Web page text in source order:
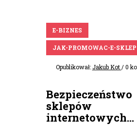
E-BIZNES
JAK-PROMOWAC-E-SKLEP
Opublikował:Jakub Kot/ 0
Bezpieczeństwo
sklepów
internetowych...